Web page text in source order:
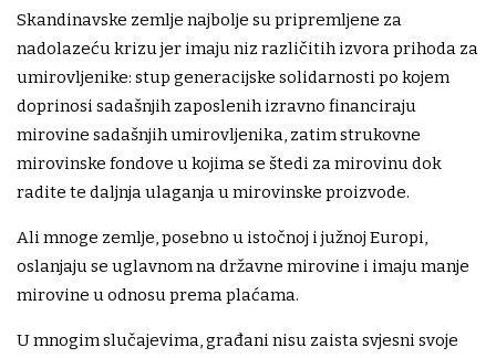
Skandinavske zemlje najbolje su pripremljene za
nadolazeću krizu jer imaju niz različitih izvora prihoda za
umirovljenike: stup generacijske solidarnosti po kojem
doprinosi sadašnjih zaposlenih izravno financiraju
mirovine sadašnjih umirovljenika, zatim strukovne
mirovinske fondove u kojima se štedi za mirovinu dok
radite te daljnja ulaganja u mirovinske proizvode.
Ali mnoge zemlje, posebno u istočnoj i južnoj Europi,
oslanjaju se uglavnom na državne mirovine i imaju manje
mirovine u odnosu prema plaćama.
U mnogim slučajevima, građani nisu zaista svjesni svoje